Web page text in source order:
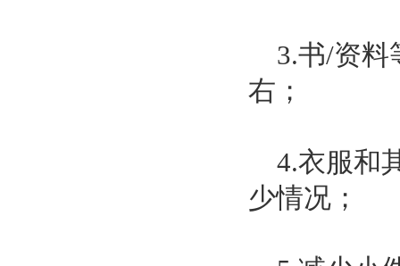
3.书/资料
右；
4.衣服和
少情况；